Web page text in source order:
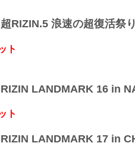
RIZIN.5 浪速の超復活祭り
ト
LANDMARK 16 in
ト
LANDMARK 17 in